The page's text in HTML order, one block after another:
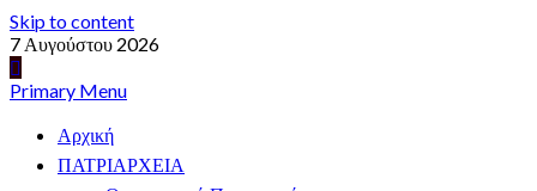
Skip to content
7 Αυγούστου 2026
Primary Menu
Αρχική
ΠΑΤΡΙΑΡΧΕΙΑ